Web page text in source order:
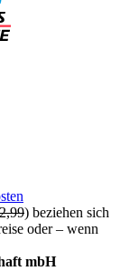
) beziehen sich
oder – wenn
mbH